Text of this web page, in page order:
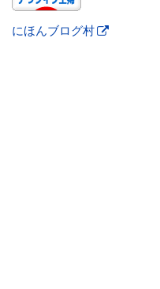
にほんブログ村